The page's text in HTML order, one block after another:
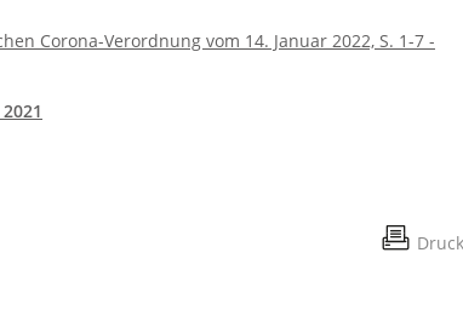
Corona-Verordnung vom 14. Januar 2022, S. 1-7 -